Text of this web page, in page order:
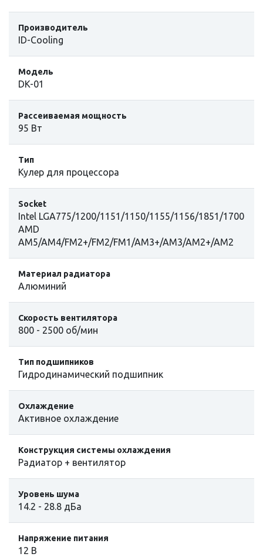
Производитель
ID-Cooling
Модель
DK-01
Рассеиваемая мощность
95 Вт
Тип
Кулер для процессора
Socket
Intel LGA775/1200/1151/1150/1155/1156/1851/1700
AMD
AM5/AM4/FM2+/FM2/FM1/AM3+/AM3/AM2+/AM2
Материал радиатора
Алюминий
Скорость вентилятора
800 - 2500 об/мин
Тип подшипников
Гидродинамический подшипник
Охлаждение
Активное охлаждение
Конструкция системы охлаждения
Радиатор + вентилятор
Уровень шума
14.2 - 28.8 дБа
Напряжение питания
12 В